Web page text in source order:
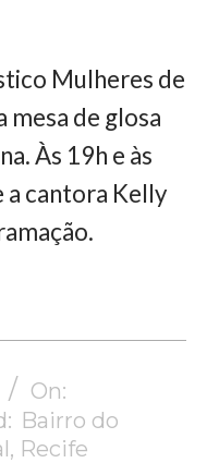
Mulheres de
mesa de glosa
Às 19h e às
a cantora Kelly
On:
Bairro do
, Recife